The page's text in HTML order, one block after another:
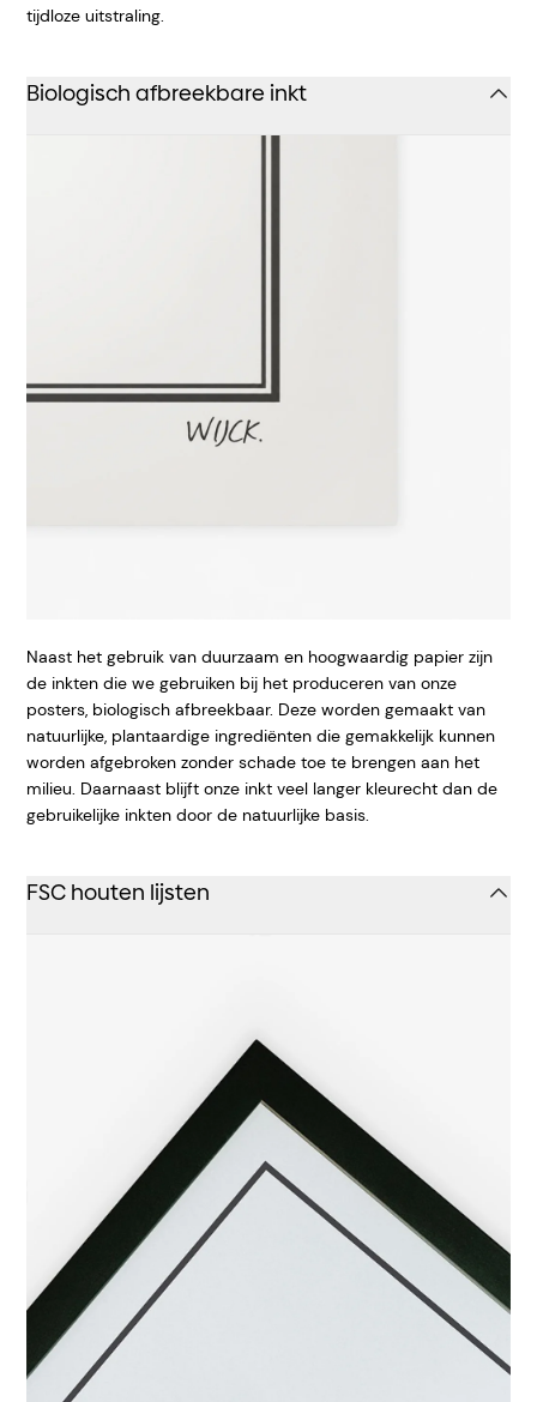
tijdloze uitstraling.
Biologisch afbreekbare inkt
Naast het gebruik van duurzaam en hoogwaardig papier zijn
de inkten die we gebruiken bij het produceren van onze
posters, biologisch afbreekbaar. Deze worden gemaakt van
natuurlijke, plantaardige ingrediënten die gemakkelijk kunnen
worden afgebroken zonder schade toe te brengen aan het
milieu. Daarnaast blijft onze inkt veel langer kleurecht dan de
gebruikelijke inkten door de natuurlijke basis.
FSC houten lijsten